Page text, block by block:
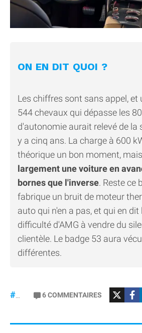
ON EN DIT QUOI ?
Les chiffres sont sans appel, et
544 chevaux qui dépasse les
d'autonomie aurait relevé de la
y a cinq ans. La charge à 600
théorique un bon moment, mais
largement une voiture en
bornes que l'inverse. Reste ce
fabrique un bruit de moteur
auto qui n'en a pas, et qui en dit
difficulté d'AMG à vendre du
clientèle. Le badge 53 aura
différentes.
#gt53 #Mercedes
6COMMENTAIRES